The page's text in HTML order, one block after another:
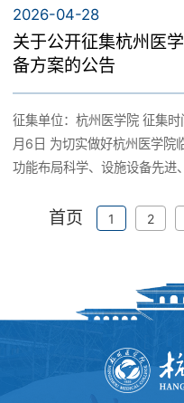
项。积极谋划省级工程研究中
基础研究、技术研发、转化、
（四）优化校内大型仪器资源
仪器调配至二级学院，6台不
级学院大型仪器管理员10人
器共享信息化平台建设，制定
学与工程学院、公共卫生学院
向校内外用户开放共享，最大
金使用管理办法（试行）》，
院建设发展工作。校院联合打
动人才双向有序流动。健全临
协同育人质量。督促淳安县第
清除涉及附属医院的相关内容
踊跃参与。 一、项目基本信息 1. 项目名称：杭州医学院临安校区二
期宿舍家具方案征集 2. 实施
医学院临安校区 3. 建设规模
安全、舒适、实用、美观、易管理的
与基础资料 1. 附件材料： 附
《1-8号宿舍图》（核心设计
名表》 2. 规范标准： 所有设计方案、产品选材及制作工艺，须严格
（面向学生） 1. 基本配置：
组合床、书桌、座椅、衣柜
≥3980mm，宽度≥900mm；
滑、稳固易用。 书桌尺寸：
2026-04-28
关于公开征集杭州医
备方案的公告
征集单位：杭州医学院 征集时间：2026年4月28日 —— 2026年5
月6日 为切实做好杭州医学院临安校区二期食堂建设工作，确保食堂
功能布局科学、设施设备先进
备供应商、设计单位积极参与。 一、项目概况 1. 项目名称：
面积约 10220平方米。 4. 设
名师生的日常餐饮保障需求。
均需使用电力驱动。 功能限
含大型米饭生产线设备。 二、设计依据与基础资料 1. 附件材料： 附
首页 1 2